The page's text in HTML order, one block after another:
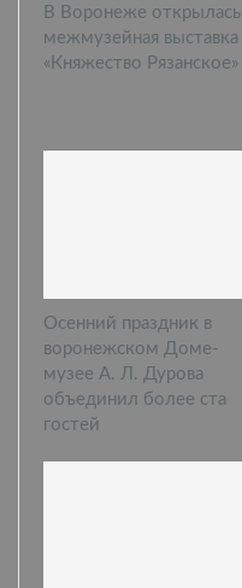
В Воронеже открылась
межмузейная выставка
«Княжество Рязанское»
Осенний праздник в
воронежском Доме-
музее А. Л. Дурова
объединил более ста
гостей